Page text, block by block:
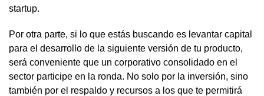
startup.
Por otra parte, si lo que estás buscando es levantar capital
para el desarrollo de la siguiente versión de tu producto,
será conveniente que un corporativo consolidado en el
sector participe en la ronda. No solo por la inversión, sino
también por el respaldo y recursos a los que te permitirá